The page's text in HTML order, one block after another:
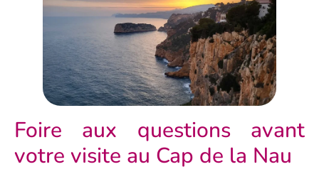
Foire aux questions avant
votre visite au Cap de la Nau